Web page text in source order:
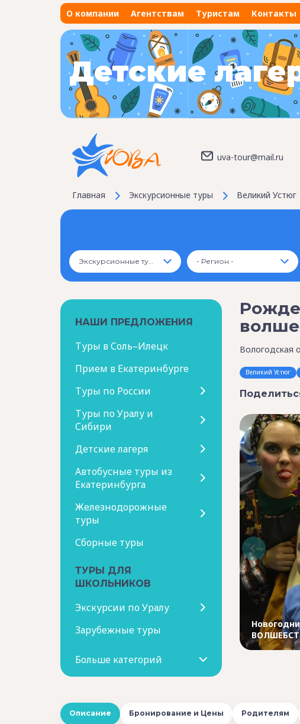
О компании Агентствам Туристам Контакты
Детские
uva-tour@mail.ru
Главная Экскурсионные туры Великий Устюг
Экскурсионные туры - Регион -
НАШИ ПРЕДЛОЖЕНИЯ
Туры в Соль–Илецк
Прием в Екатеринбурге
Туры по России
Туры по Уралу и
Сибири
Детские лагеря
Автобусные туры из
Екатеринбурга
Железнодорожные
туры
Сборные туры
ТУРЫ ДЛЯ
ШКОЛЬНИКОВ
Экскурсии по Уралу
Зарубежные туры
Больше категорий
Вологодская
Великий Устюг
Описание Бронирование и Цены Родителям